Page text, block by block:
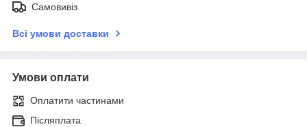
Самовивіз
Всі умови доставки
Умови оплати
Оплатити частинами
Післяплата